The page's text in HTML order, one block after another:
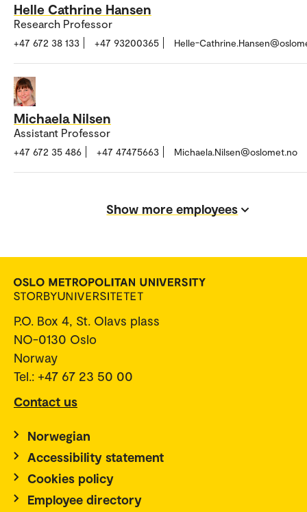
Helle Cathrine Hansen
Research Professor
+47 672 38 133 +47 93200365 Helle-
Michaela Nilsen
Assistant Professor
+47 672 35 486 +47 47475663 Michaela.Nilsen@oslomet.no
Show more employees
P.O. Box 4, St. Olavs plass
NO-0130 Oslo
Norway
Tel.: +47 67 23 50 00
Contact us
Norwegian
Accessibility statement
Cookies policy
Employee directory